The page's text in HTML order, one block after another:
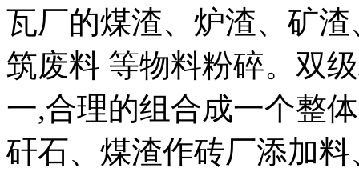
瓦厂的煤渣、炉渣、矿
筑废料 等物料粉碎。双
一,合理的组合成一个整
矸石、煤渣作砖厂添加